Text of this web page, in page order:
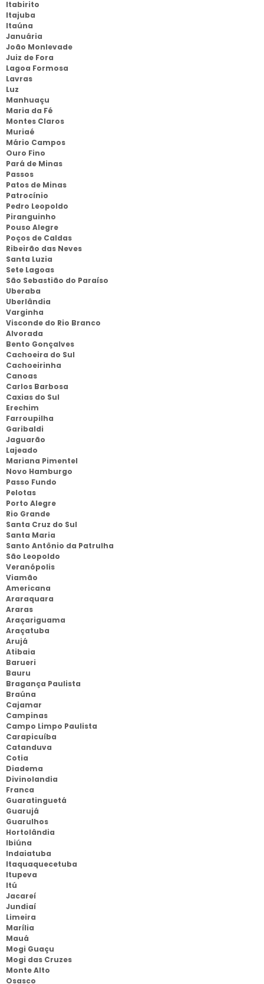
Itabirito
Itajuba
Itaúna
Januária
João Monlevade
Juiz de Fora
Lagoa Formosa
Lavras
Luz
Manhuaçu
Maria da Fé
Montes Claros
Muriaé
Mário Campos
Ouro Fino
Pará de Minas
Passos
Patos de Minas
Patrocínio
Pedro Leopoldo
Piranguinho
Pouso Alegre
Poços de Caldas
Ribeirão das Neves
Santa Luzia
Sete Lagoas
São Sebastião do Paraíso
Uberaba
Uberlândia
Varginha
Visconde do Rio Branco
Alvorada
Bento Gonçalves
Cachoeira do Sul
Cachoeirinha
Canoas
Carlos Barbosa
Caxias do Sul
Erechim
Farroupilha
Garibaldi
Jaguarão
Lajeado
Mariana Pimentel
Novo Hamburgo
Passo Fundo
Pelotas
Porto Alegre
Rio Grande
Santa Cruz do Sul
Santa Maria
Santo Antônio da Patrulha
São Leopoldo
Veranópolis
Viamão
Americana
Araraquara
Araras
Araçariguama
Araçatuba
Arujá
Atibaia
Barueri
Bauru
Bragança Paulista
Braúna
Cajamar
Campinas
Campo Limpo Paulista
Carapicuíba
Catanduva
Cotia
Diadema
Divinolandia
Franca
Guaratinguetá
Guarujá
Guarulhos
Hortolândia
Ibiúna
Indaiatuba
Itaquaquecetuba
Itupeva
Itú
Jacareí
Jundiaí
Limeira
Marília
Mauá
Mogi Guaçu
Mogi das Cruzes
Monte Alto
Osasco